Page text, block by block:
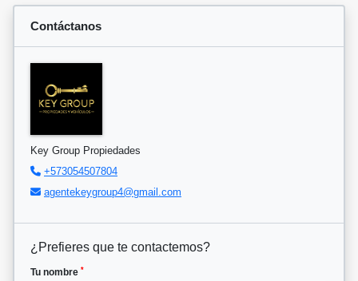
Contáctanos
Key Group Propiedades
+573054507804
agentekeygroup4@gmail.com
¿Prefieres que te contactemos?
Tu nombre *